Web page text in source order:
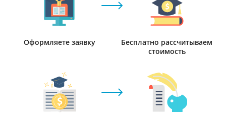
Оформляете заявку
Бесплатно рассчитываем
стоимость